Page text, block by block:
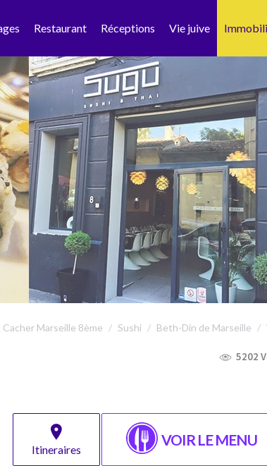
Restaurant Réceptions Vie juive
Marseille 8ème Sushi Beth-Din de Marseille
5202
Itineraires
VOIR LE MENU